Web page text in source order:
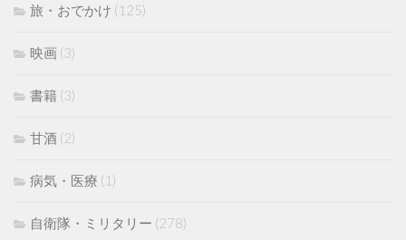
旅・おでかけ (125)
映画 (3)
書籍 (3)
甘酒 (2)
病気・医療 (1)
自衛隊・ミリタリー (278)